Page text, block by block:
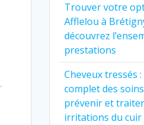
.
Trouver votre
Afflelou à
découvrez
prestations
Cheveux tressés
complet des
prévenir et
irritations du cuir